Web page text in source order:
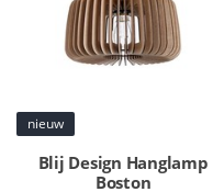
nieuw
Blij Design Hanglamp
Boston